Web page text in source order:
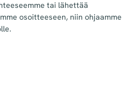
tai lähettää
osoitteeseen, niin ohjaamme